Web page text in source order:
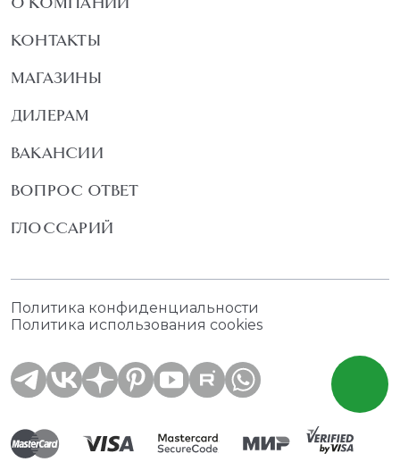
КОНТАКТЫ
МАГАЗИНЫ
ДИЛЕРАМ
ВАКАНСИИ
ВОПРОС ОТВЕТ
ГЛОССАРИЙ
Политика конфиденциальности
Политика использования cookies